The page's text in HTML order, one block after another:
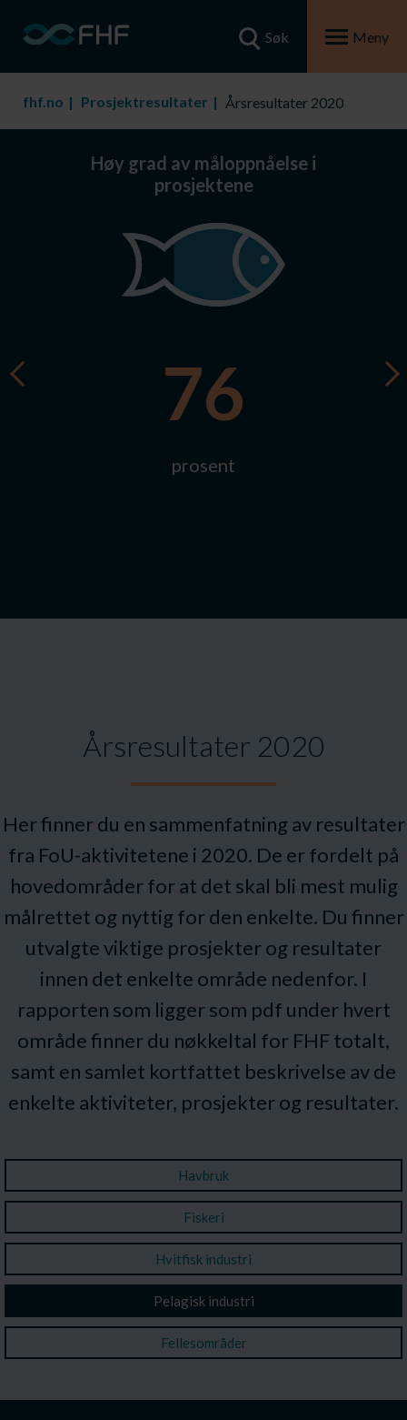
Søk Meny
fhf.no Prosjektresultater Årsresultater 2020
Høy grad av måloppnåelse i
prosjektene
78
prosent
Årsresultater 2020
Her finner du en sammenfatning av resultater
fra FoU-aktivitetene i 2020. De er fordelt på
hovedområder for at det skal bli mest mulig
målrettet og nyttig for den enkelte. Du finner
utvalgte viktige prosjekter og resultater
innen det enkelte område nedenfor. I
rapporten som ligger som pdf under hvert
område finner du nøkkeltal for FHF totalt,
samt en samlet kortfattet beskrivelse av de
enkelte aktiviteter, prosjekter og resultater.
Havbruk
Fiskeri
Hvitfisk industri
Pelagisk industri
Fellesområder